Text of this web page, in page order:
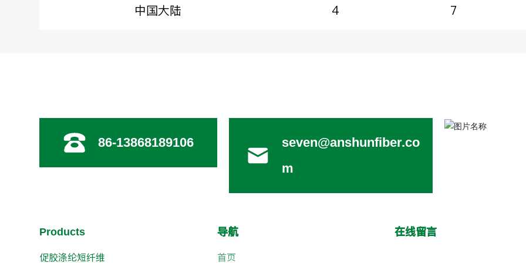
中国大陆 4 7
86-13868189106
seven@anshunfiber.co
m
Products
促胶涤纶短纤维
导航
首页
在线留言